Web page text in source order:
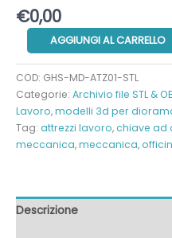
€0,00
Chiave
combinata
quantità
AGGIUNGI AL CARRELLO
COD: GHS-MD-ATZ01-STL
Categorie: Archivio file STL &
Lavoro,modelli 3d per
Tag: attrezzi lavoro,chiave ad
meccanica,meccanica,
Descrizione